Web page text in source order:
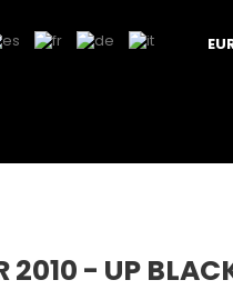
2010 - UP